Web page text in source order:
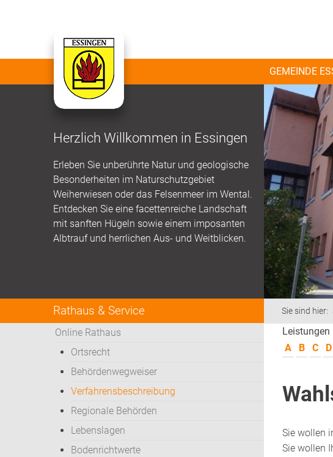
GEMEINDE
Herzlich Willkommen in Essingen
Erleben Sie unberührte Natur und geologische
Besonderheiten im Naturschutzgebiet
Weiherwiesen oder das Felsenmeer im Wental.
Entdecken Sie eine facettenreiche Landschaft
mit sanften Hügeln sowie einem imposanten
Albtrauf und herrlichen Aus- und Weitblicken.
Rathaus & Service
Online Rathaus
Ortsrecht
Behördenwegweiser
Verfahrensbeschreibung
Regionale Behörden
Lebenslagen
Bodenrichtwerte
Sie sind hier:
Leistungen
A
B C D
Sie wollen
Sie wollen